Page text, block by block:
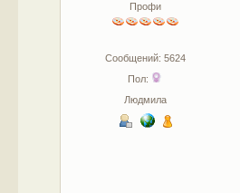
Профи
Сообщений: 5624
Пол:
Людмила